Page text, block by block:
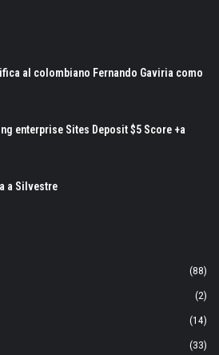
al colombiano Fernando Gaviria como
enterprise Sites Deposit $5 Score +a
a Silvestre
(88)
(2)
(14)
(33)